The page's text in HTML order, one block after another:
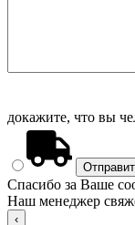
докажите, что вы
Спасибо за Ваше
Наш менеджер